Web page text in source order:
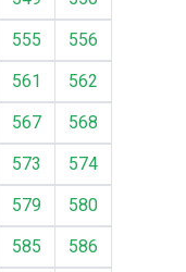
555
556
561
562
567
568
573
574
579
580
585
586